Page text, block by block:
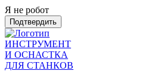
Я не робот
Подтвердить
ИНСТРУМЕНТ
И ОСНАСТКА
ДЛЯ СТАНКОВ